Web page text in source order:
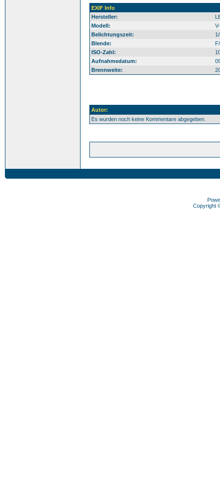
EXIF Info
Hersteller:
Modell:
Belichtungszeit:
Blende:
ISO-Zahl:
Aufnahmedatum:
Brennweite:
Autor:
Es wurden noch keine Kommentare abgegeben.
Copyright